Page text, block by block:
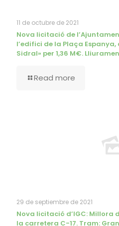
11 de octubre de 2021
Nova licitació de
l’edifici de la Plaça Espanya,
Sidral» per 1,36 M€.
Read more
29 de septiembre de 2021
Nova licitació d’IGC: Millora
la carretera C-17. Tram: